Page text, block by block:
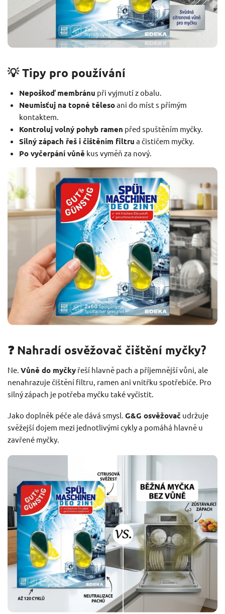
💡 Tipy pro používání
Nepoškoď membránu při vyjmutí z obalu.
Neumisťuj na topné tělesoani do míst s přímým
kontaktem.
Kontroluj volný pohyb ramen před spuštěním myčky.
Silný zápach řeš i čištěním filtru a čističem myčky.
Po vyčerpání vůně kus vyměň za nový.
❓ Nahradí osvěžovač čištění myčky?
Ne. Vůně do myčky řeší hlavně pach a příjemnější vůni, ale
nenahrazuje čištění filtru, ramen ani vnitřku spotřebiče. Pro
silný zápach je potřeba myčku také vyčistit.
Jako doplněk péče ale dává smysl. G&G osvěžovač udržuje
svěžejší dojem mezi jednotlivými cykly a pomáhá hlavně u
zavřené myčky.